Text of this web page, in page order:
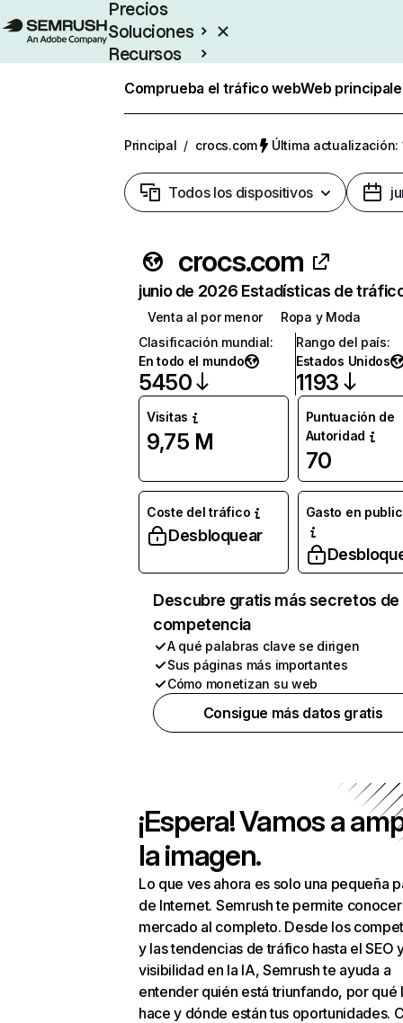
Precios
Soluciones
Recursos
Comprueba el tráfico webWeb
Principal / crocs.com Última actualización:
Todos los dispositivos
crocs.com
junio de 2026 Estadísticas de
Venta al por menor
Ropa y Moda
Clasificación mundial:
En todo el mundo
5450
Rango del país:
Estados Unidos
1193
Visitas
9,75 M
Puntuación de
Autoridad
70
Coste del tráfico
Desbloquear
Gasto en
Descubre gratis más secretos de
competencia
A qué palabras clave se dirigen
Sus páginas más importantes
Cómo monetizan su web
Consigue más datos gratis
¡Espera! Vamos a
la imagen.
Lo que ves ahora es solo una pequeña
de Internet. Semrush te permite
mercado al completo. Desde los
y las tendencias de tráfico hasta el SEO
visibilidad en la IA, Semrush te ayuda a
entender quién está triunfando, por qué
hace y dónde están tus oportunidades.